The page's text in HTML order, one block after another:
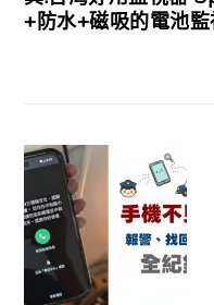
+防水+磁吸的電池